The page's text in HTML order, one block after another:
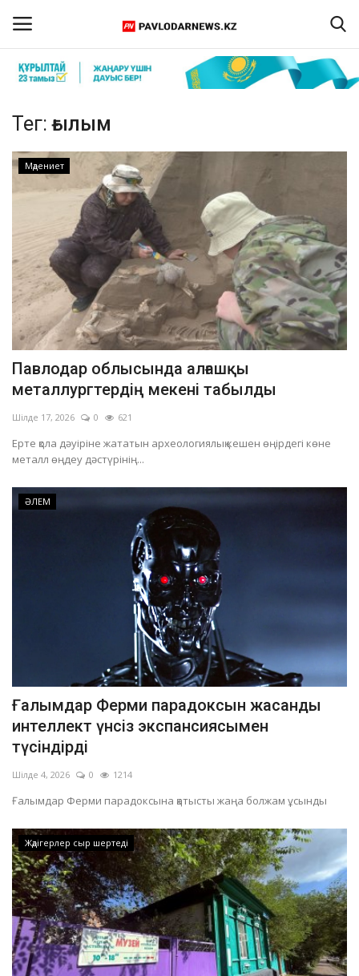
Тіркелу
Бізбен байланыс
ПАВЛОДАР ОБЛЫСЫ
ҚАЗАҚСТАН
ӘЛЕМ
Спорт
ОЙЫН-САУЫҚ
OFFICIAL
Құрылтай
Тег: ғылым
Мәдениет
Павлодар облысында алғашқы
металлургтердің мекені табылды
Шілде 17, 2026 0 621
Ерте қола дәуіріне жататын археологиялық кешен өңірдегі көне
металл өңдеу дәстүрінің...
ӘЛЕМ
Ғалымдар Ферми парадоксын жасанды
интеллект үнсіз экспансиясымен
түсіндірді
Шілде 4, 2026 0 1214
Ғалымдар Ферми парадоксына қатысты жаңа болжам ұсынды
Жәдігерлер сыр шертеді